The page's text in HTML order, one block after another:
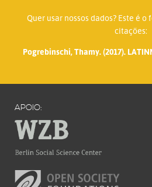
Quer usar nossos dados? Este é
citações:
Pogrebinschi, Thamy. (2017).
APOIO: